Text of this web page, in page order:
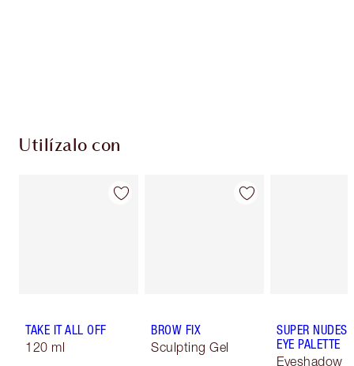
Utilízalo con
TAKE IT ALL OFF
120 ml
BROW FIX
Sculpting Gel
SUPER NUDES
EYE PALETTE
Eyeshadow